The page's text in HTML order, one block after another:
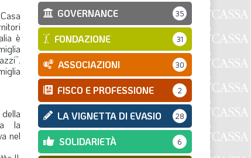
è
la
nel
GOVERNANCE 35
FONDAZIONE 31
ASSOCIAZIONI 30
FISCO E PROFESSIONE 2
LA VIGNETTA DI EVASIO 28
SOLIDARIETÀ 6